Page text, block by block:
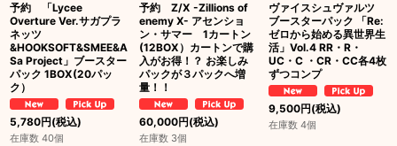
予約 「Lycee
Overture Ver.サガプラ
ネッツ
&HOOKSOFT&SMEE&A
Sa Project」ブースター
パック 1BOX(20パッ
ク）
5,780円(税込)
在庫数 40個
予約 Z/X -Zillions of
enemy X- アセンショ
ン・サマー 1カートン
(12BOX）カートンで購
入がお得！？ お楽しみ
パックが３パックへ増
量！！
60,000円(税込)
在庫数 3個
ヴァイスシュヴァルツ
ブースターパック 「Re:
ゼロから始める異世界生
活」Vol.4 RR・R・
UC・C ・CR・CC各4枚
ずつコンプ
9,500円(税込)
在庫数 4個